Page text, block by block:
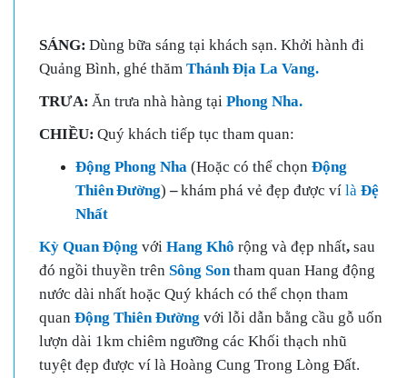
SÁNG: Dùng bữa sáng tại khách sạn. Khởi hành đi
Quảng Bình, ghé thăm Thánh Địa La Vang.
TRƯA: Ăn trưa nhà hàng tại Phong Nha.
CHIỀU: Quý khách tiếp tục tham quan:
Động Phong Nha (Hoặc có thể chọn Động
ThiênĐường)–khám phá vẻ đẹp được ví là Đệ
Nhất
Kỳ Quan Động với Hang Khô rộng và đẹp nhất, sau
đó ngồi thuyền trên Sông Sontham quan Hang động
nước dài nhất hoặc Quý khách có thể chọn tham
quan Động Thiên Đường với lỗi dẫn bằng cầu gỗ uốn
lượn dài 1km chiêm ngưỡng các Khối thạch nhũ
tuyệt đẹp được ví là Hoàng Cung Trong Lòng Đất.